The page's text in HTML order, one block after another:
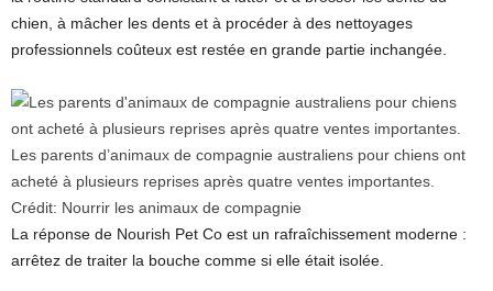
chien, à mâcher les dents et à procéder à des nettoyages
professionnels coûteux est restée en grande partie inchangée.
Les parents d’animaux de compagnie australiens pour chiens ont
acheté à plusieurs reprises après quatre ventes importantes.
Crédit: Nourrir les animaux de compagnie
La réponse de Nourish Pet Co est un rafraîchissement moderne :
arrêtez de traiter la bouche comme si elle était isolée.